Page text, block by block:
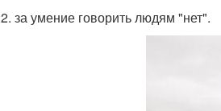
2. за умение говорить людям "нет".